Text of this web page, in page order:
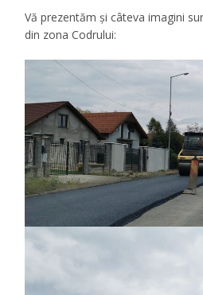
Vă prezentăm și câteva imagini
din zona Codrului: